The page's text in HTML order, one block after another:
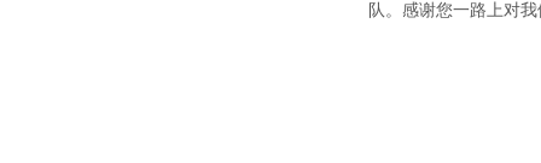
队。感谢您一路上对